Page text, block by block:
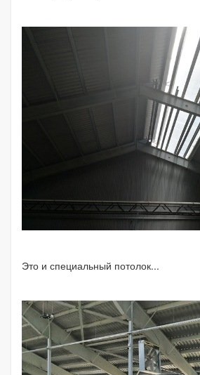
Это и специальный потолок...